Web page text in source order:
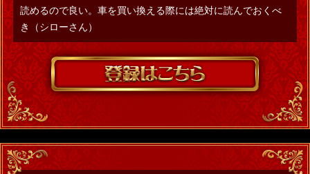
読めるので良い。車を買い換える際には絶対に読んでおくべ
き（シローさん）